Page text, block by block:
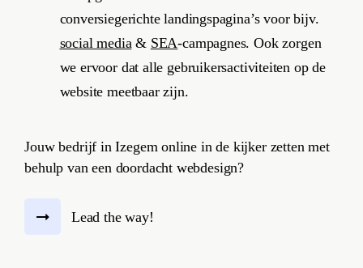
conversiegerichte landingspagina’s voor bijv.
social media& SEA-campagnes. Ook zorgen
we ervoor dat alle gebruikersactiviteiten op de
website meetbaar zijn.
Jouw bedrijf in Izegem online in de kijker zetten met
behulp van een doordacht webdesign?
Lead the way!